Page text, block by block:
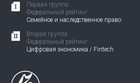
Первая группа
Федеральный рейтинг
Семейное и наследственное право
Вторая группа
Федеральный рейтинг
Цифровая экономика / Fintech